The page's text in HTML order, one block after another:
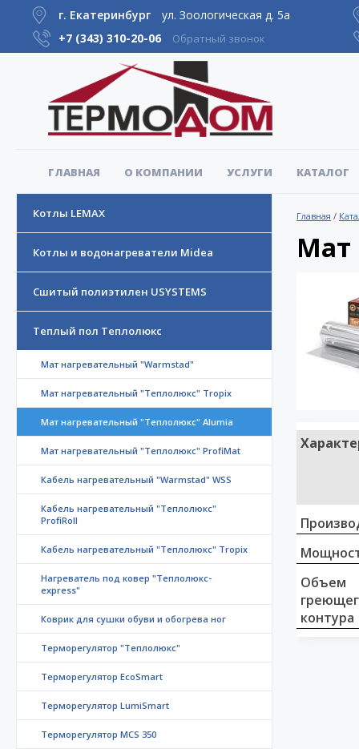
г. Екатеринбург
ул. Зоологическая д. 5а
+7 (343) 310-20-06 Обратный звонок
ГЛАВНАЯ О КОМПАНИИ УСЛУГИ КАТАЛОГ
Котлы LEMAX
Котлы и водонагреватели Midea
Сшитый полиэтилен USYSTEMS
Теплый пол Теплолюкс
Мат нагревательный "Warmstad"
Мат нагревательный "Теплолюкс" Tropix
Мат нагревательный "Теплолюкс" Alumia
Мат нагревательный "Теплолюкс" ProfiMat
Кабель нагревательный "Warmstad" WSS
Кабель нагревательный "Теплолюкс"
ProfiRoll
Кабель нагревательный "Теплолюкс" Tropix
Нагреватель под ковер "Теплолюкс-
express"
Коврик для сушки обуви и обогрева ног
Терморегулятор "Теплолюкс"
Терморегулятор EcoSmart
Терморегулятор LumiSmart
Терморегулятор MCS 350
Главная /
Мат
Объем
контура